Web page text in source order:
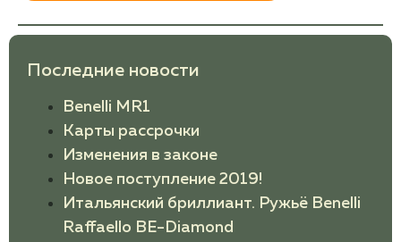
Последние новости
Benelli MR1
Карты рассрочки
Изменения в законе
Новое поступление 2019!
Итальянский бриллиант. Ружьё Benelli
Raffaello BE-Diamond